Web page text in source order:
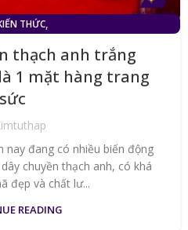
THỨC,
thạch anh trắng
1 mặt hàng trang
sức
nay đang có nhiều biến động
chuyền thạch anh, có khá
đẹp và chất lư...
READING